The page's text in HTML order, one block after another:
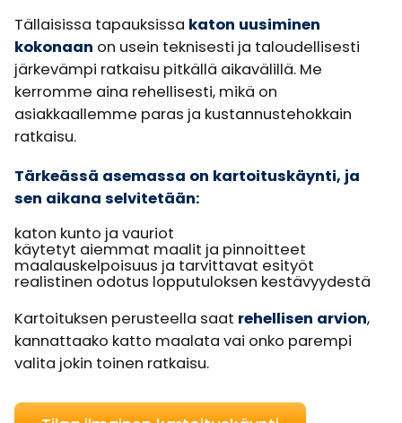
Tällaisissa tapauksissa katon uusiminen
kokonaan on usein teknisesti ja taloudellisesti
järkevämpi ratkaisu pitkällä aikavälillä. Me
kerromme aina rehellisesti, mikä on
asiakkaallemme paras ja kustannustehokkain
ratkaisu.
Tärkeässä asemassa on kartoituskäynti, ja
sen aikana selvitetään:
katon kunto ja vauriot
käytetyt aiemmat maalit ja pinnoitteet
maalauskelpoisuus ja tarvittavat esityöt
realistinen odotus lopputuloksen kestävyydestä
Kartoituksen perusteella saat rehellisen arvion,
kannattaako katto maalata vai onko parempi
valita jokin toinen ratkaisu.